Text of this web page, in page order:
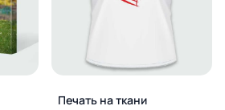
Печать на ткани